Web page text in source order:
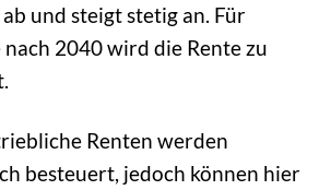
und steigt stetig an. Für
2040 wird die Rente zu
Renten werden
besteuert, jedoch können hier